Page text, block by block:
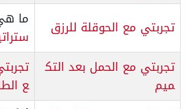
تجربتي مع الحوقلة للرزق
ما
تجربتي مع الحمل بعد التك
ميم
ع